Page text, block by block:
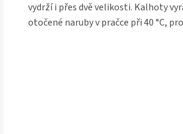
vydrží i přes dvě velikosti. Kalhoty
otočené naruby v pračce při 40 °C,